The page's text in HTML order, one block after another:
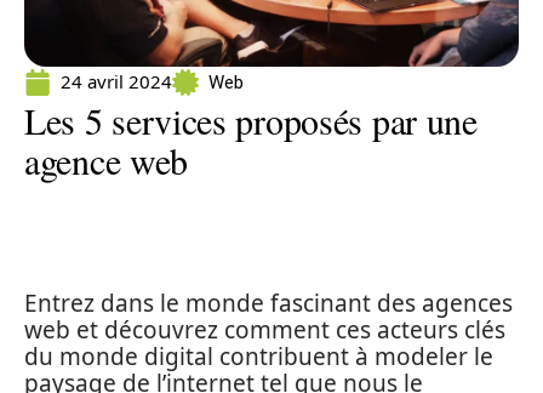
24 avril 2024 Web
Les 5 services proposés par une
agence web
Entrez dans le monde fascinant des agences
web et découvrez comment ces acteurs clés
du monde digital contribuent à modeler le
paysage de l’internet tel que nous le